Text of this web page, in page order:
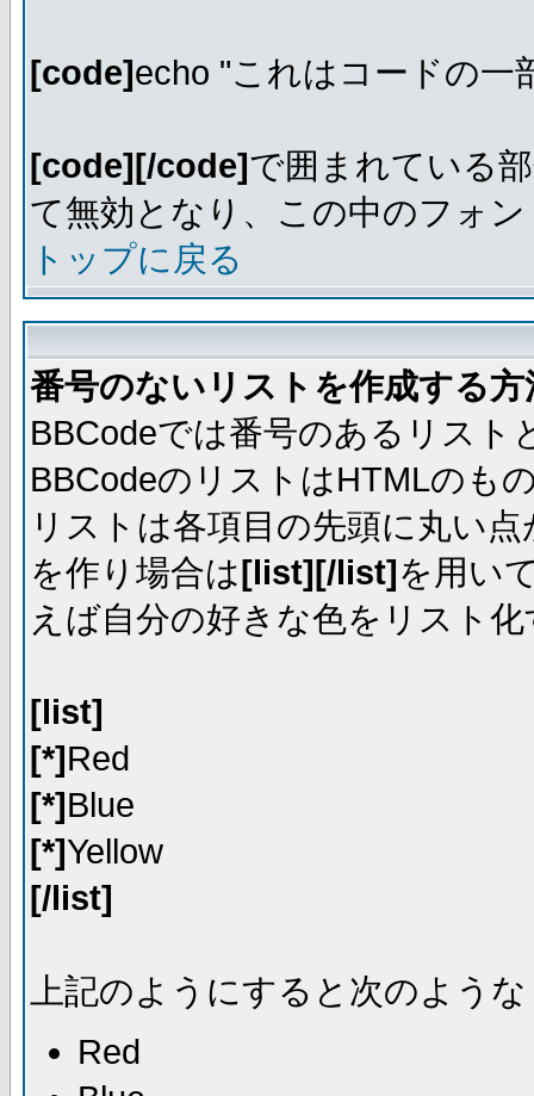
[code]echo "これはコードの一
[code][/code]で囲まれている
て無効となり、この中のフォ
トップに戻る
番号のないリストを作成する方
BBCodeでは番号のあるリス
BBCodeのリストはHTMLのも
リストは各項目の先頭に丸い
を作り場合は[list][/list]を用い
えば自分の好きな色をリスト
[list]
[*]Red
[*]Blue
[*]Yellow
[/list]
上記のようにすると次のよう
Red